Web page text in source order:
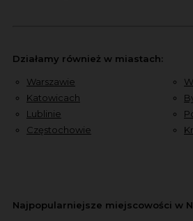
Działamy również w miastach:
Warszawie
Katowicach
Lublinie
Częstochowie
Najpopularniejsze miejscowości w